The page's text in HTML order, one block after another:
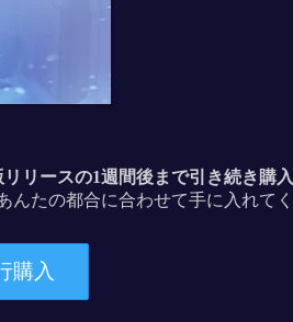
リリースの1週間後まで引き続き購
たの都合に合わせて手に入れてく
購入